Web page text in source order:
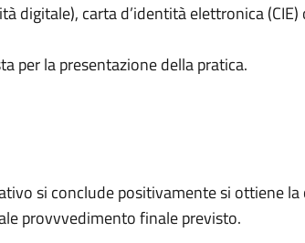
digitale), carta d’identità elettronica (CIE)
per la presentazione della pratica.
si conclude positivamente si ottiene la
provvvedimento finale previsto.